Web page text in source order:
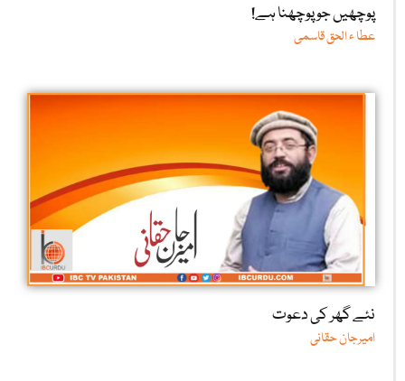
پوچھیں جو پوچھنا ہے!
عطا ء الحق قاسمی
نئے گھر کی دعوت
امیرجان حقانی